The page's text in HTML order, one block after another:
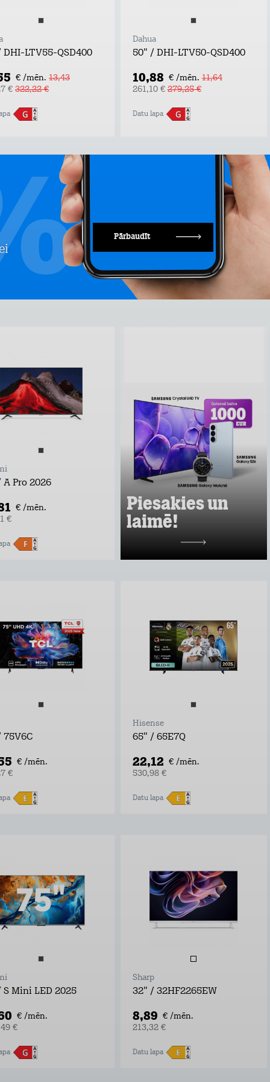
DHI-LTV55-QSD400
€ /mēn. 13,43
€ 322,22 €
Dahua
50" / DHI-LTV50-QSD400
10,88 € /mēn. 11,64
261,10 €279,25 €
Datu lapa
Pārbaudīt
A Pro 2026
€ /mēn.
€
Piesakies un
laimē!
piedalies vērtīgu baltvu izlozē!
Uzzināt vairāk
75V6C
€ /mēn.
€
Hisense
65" / 65E7Q
22,12 € /mēn.
530,98 €
Datu lapa
S Mini LED 2025
€ /mēn.
€
Sharp
32" / 32HF2265EW
8,89 € /mēn.
213,32 €
Datu lapa